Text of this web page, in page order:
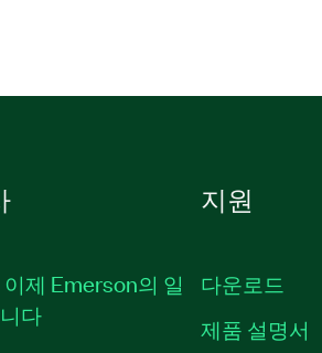
이제 Emerson의 일
다
지원
다운로드
제품 설명서